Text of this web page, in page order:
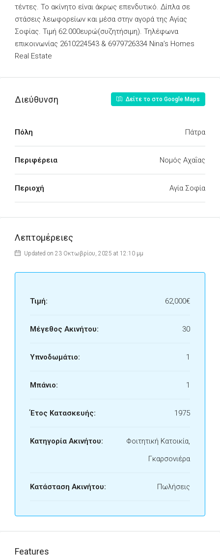
τέντες. Το ακίνητο είναι άκρως επενδυτικό. Δίπλα σε
στάσεις λεωφορείων και μέσα στην αγορά της Αγίας
Σοφίας. Τιμή 62.000ευρώ(συζητήσιμη). Τηλέφωνα
επικοινωνίας 2610224543 & 6979726334 Nina’s Homes
Real Estate
Διεύθυνση Δείτε το στο Google Maps
Πόλη Πάτρα
Περιφέρεια Νομός Αχαΐας
Περιοχή Αγία Σοφία
Λεπτομέρειες
Updated on 23 Οκτωβρίου, 2025 at 12:10 μμ
Τιμή: 62,000€
Μέγεθος Ακινήτου: 30
Υπνοδωμάτιο: 1
Μπάνιο: 1
Έτος Κατασκευής: 1975
Κατηγορία Ακινήτου:
Φοιτητική Κατοικία,
Γκαρσονιέρα
Κατάσταση Ακινήτου: Πωλήσεις
Features